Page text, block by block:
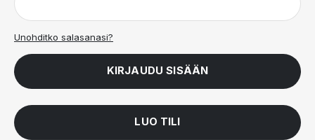
Unohditko salasanasi?
KIRJAUDU SISÄÄN
LUO TILI